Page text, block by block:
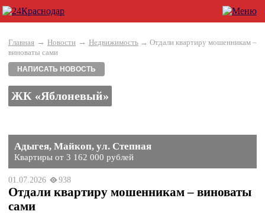
Главная → Новости → Недвижимость → Отдали квартиру мошенникам –
виноваты сами
НАПИСАТЬ НОВОСТЬ
ЖК «Яблоневый»
Адыгея, Майкоп, ул. Степная
Квартиры от 3 162 000 рублей
01.07.2026 938
Отдали квартиру мошенникам – виноваты
сами